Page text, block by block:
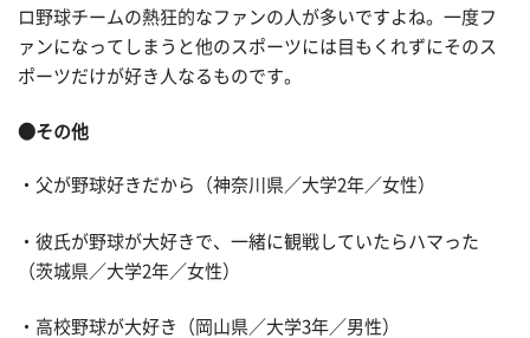
ロ野球チームの熱狂的なファンの人が多いですよね。一度フ
ァンになってしまうと他のスポーツには目もくれずにそのス
ポーツだけが好き人なるものです。
●その他
・父が野球好きだから（神奈川県／大学2年／女性）
・彼氏が野球が大好きで、一緒に観戦していたらハマった
（茨城県／大学2年／女性）
・高校野球が大好き（岡山県／大学3年／男性）